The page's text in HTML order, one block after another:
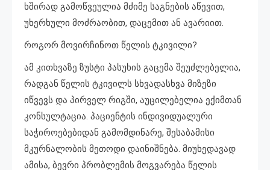
ხშირად გამოწვეულია მძიმე საგნების აწევით,
უხერხული მოძრაობით, დაცემით ან ავარიით.
როგორ მოვირჩინოთ წელის ტკივილი?
ამ კითხვაზე ზუსტი პასუხის გაცემა შეუძლებელია,
რადგან წელის ტკივილს სხვადასხვა მიზეზი
იწვევს და პირველ რიგში, აუცილებელია ექიმთან
კონსულტაცია. პაციენტის ინდივიდუალური
საჭიროებებიდან გამომდინარე, შესაბამისი
მკურნალობის მეთოდი დაინიშნება. მიუხედავად
ამისა, ბევრი პრობლემის მოგვარება წელის